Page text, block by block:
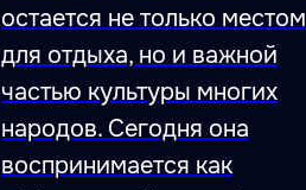
остается не только местом
для отдыха, но и важной
частью культуры многих
народов. Сегодня она
воспринимается как